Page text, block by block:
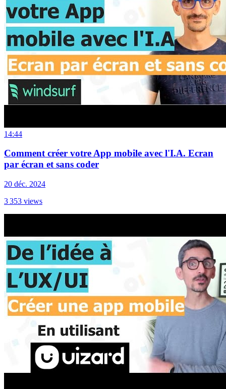
14:44
Comment créer votre App mobile avec l'I.A. Ecran
par écran et sans coder
20 déc. 2024
3 353 views